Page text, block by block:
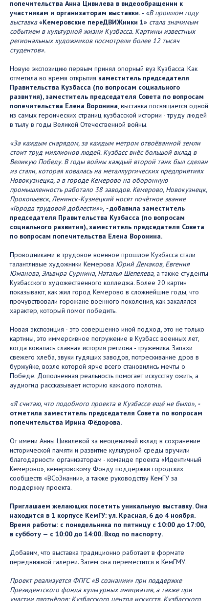
попечительства Анна Цивилева в видеообращении к
участникам и организаторам выставки. - «В прошлом году
выставка«Кемеровские переДВИЖники 1» стала значимым
событием в культурной жизни Кузбасса. Картины известных
региональных художников посмотрели более 12 тысяч
студентов».
Новую экспозицию первым принял опорный вуз Кузбасса. Как
отметила во время открытия заместитель председателя
Правительства Кузбасса (по вопросам социального
развития), заместитель председателя Совета по вопросам
попечительства Елена Воронина , выставка посвящается одной
из самых героических страниц кузбасской истории - труду людей
в тылу в годы Великой Отечественной войны.
«За каждым снарядом, за каждым метром отвоёванной земли
стоит труд миллионов людей. Кузбасс внёс большой вклад в
Великую Победу. В годы войны каждый второй танк был сделан
из стали, которая ковалась на металлургических предприятиях
Новокузнецка, а в городе Кемерово на оборонную
промышленность работало 38 заводов. Кемерово, Новокузнецк,
Прокопьевск, Ленинск-Кузнецкий носят почётное звание
«Города трудовой доблести»», -добавила заместитель
председателя Правительства Кузбасса (по вопросам
социального развития), заместитель председателя Совета
по вопросам попечительства Елена Воронина.
Проводниками в трудовое военное прошлое Кузбасса стали
талантливые художники Кемерова Юрий Демаков, Евгения
Юманова, Эльвира Сурнина, Наталья Шепелева, а также студенты
Кузбасского художественного колледжа. Более 20 картин
показывают, как жил город Кемерово в сложнейшие годы, что
прочувствовали горожане военного поколения, как закалялся
характер, который помог победить.
Новая экспозиция - это совершенно иной подход, это не только
картины, это иммерсивное погружение в Кузбасс военных лет,
когда ковалась славная история региона - труженика. Запахи
свежего хлеба, звуки гудящих заводов, потрескивание дров в
буржуйке, возле которой ярче всего становились мечты о
Победе. Дополненная реальность помогает искусству ожить, а
аудиогид рассказывает историю каждого полотна.
«Я считаю, что подобного проекта в Кузбассе ещё не было», -
отметила заместитель председателя Совета по вопросам
попечительства Ирина Фёдорова.
От имени Анны Цивилевой за неоценимый вклад в сохранение
исторической памяти и развитие культурной среды вручили
благодарности организаторам - команде проекта «Идентичный
Кемерово», кемеровскому Фонду поддержки городских
сообществ «ВСоЗнании», а также руководству КемГУ за
поддержку проекта.
Приглашаем желающих посетить уникальную выставку. Она
находится в 1 корпусе КемГУ: ул. Красная, 6 до 4 ноября.
Время работы: с понедельника по пятницу с 10:00 до 17:00,
в субботу — с 10:00 до 14:00. Вход по паспорту.
Добавим, что выставка традиционно работает в формате
передвижной галереи. Затем она переместится в КемГМУ.
Проект реализуется ФПГС «В сознании» при поддержке
Президентского фонда культурных инициатив, а также при
участии партнёров: Кузбасского центра искусств, Кузбасского